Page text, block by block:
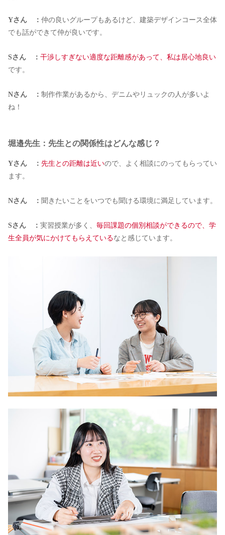
Yさん ： 仲の良いグループもあるけど、建築デザインコース全体
でも話ができて仲が良いです。
Sさん ： 干渉しすぎない適度な距離感があって、私は居心地良い
です。
Nさん ： 制作作業があるから、デニムやリュックの人が多いよ
ね！
堀邉先生：先生との関係性はどんな感じ？
Yさん ： 先生との距離は近いので、よく相談にのってもらってい
ます。
Nさん ： 聞きたいことをいつでも聞ける環境に満足しています。
Sさん ： 実習授業が多く、 毎回課題の個別相談ができるので、学
生全員が気にかけてもらえているなと感じています。